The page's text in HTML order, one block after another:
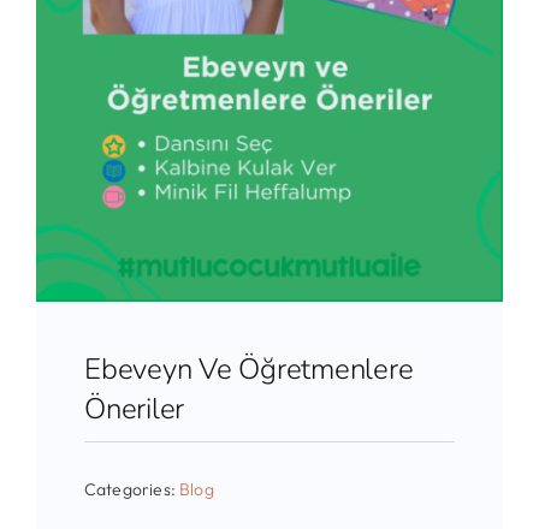
Ebeveyn Ve Öğretmenlere
Öneriler
Categories: Blog